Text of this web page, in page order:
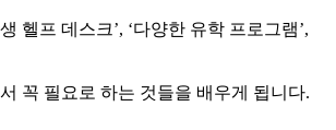
헬프 데스크’, ‘다양한 유학 프로그램’,
꼭 필요로 하는 것들을 배우게 됩니다.